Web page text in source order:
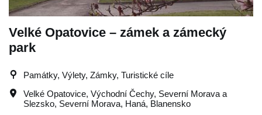
Velké Opatovice – zámek a zámecký
park
Památky, Výlety, Zámky, Turistické cíle
Velké Opatovice, Východní Čechy, Severní Morava a
Slezsko, Severní Morava, Haná, Blanensko